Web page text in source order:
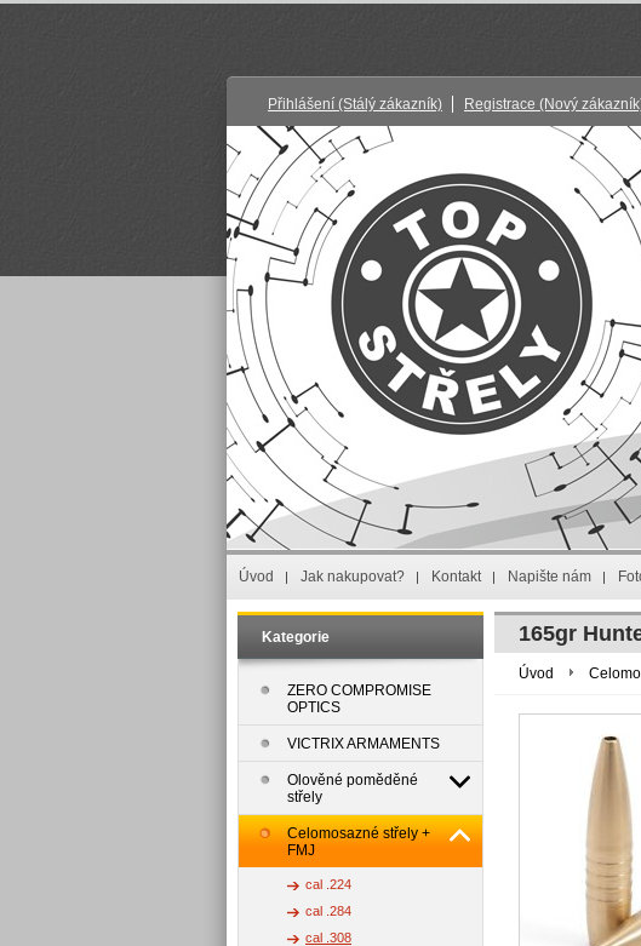
Přihlášení (Stálý zákazník) Registrace (Nový
Úvod Jak nakupovat? Kontakt Napište nám
Kategorie
ZERO COMPROMISE
OPTICS
VICTRIX ARMAMENTS
Olověné poměděné
střely
Celomosazné střely +
FMJ
cal .224
cal .284
cal .308
165gr
Úvod